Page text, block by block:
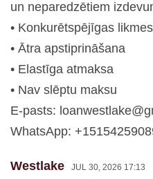
un neparedzētiem
• Konkurētspējīgas likmes
• Ātra apstiprināšana
• Elastīga atmaksa
• Nav slēptu maksu
E-pasts:
WhatsApp:
Westlake JUL 30, 2026 17:13